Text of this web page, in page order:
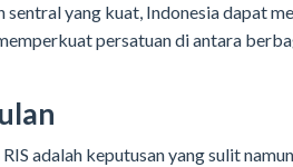
sentral yang kuat, Indonesia dapat
persatuan di antara
adalah keputusan yang sulit